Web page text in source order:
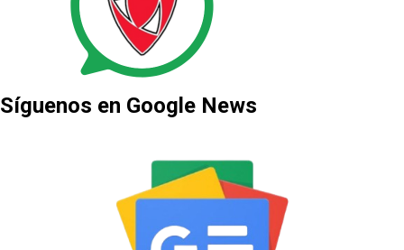
Síguenos en Google News